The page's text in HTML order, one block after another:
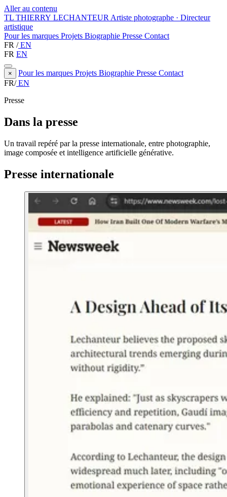
Aller au contenu
TL THIERRY LECHANTEUR Artiste photographe · Directeur
artistique
Pour les marques Projets Biographie Presse Contact
FR /EN
FR EN
× Pour les marques Projets Biographie Presse Contact
FR/EN
Presse
Dans la presse
Un travail repéré par la presse internationale, entre photographie,
image composée et intelligence artificielle générative.
Presse internationale